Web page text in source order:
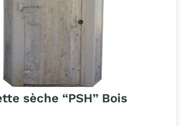
sèche “PSH” Bois